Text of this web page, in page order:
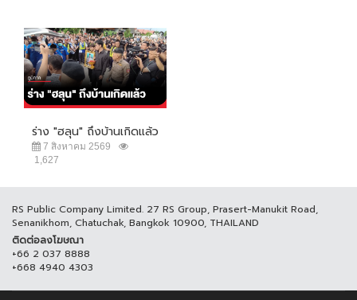
ร่าง "ฮลุน" ถึงบ้านเกิดแล้ว
7 สิงหาคม 2569
1,627
RS Public Company Limited. 27 RS Group, Prasert-Manukit Road,
Senanikhom, Chatuchak, Bangkok 10900, THAILAND
ติดต่อลงโฆษณา
+66 2 037 8888
+668 4940 4303